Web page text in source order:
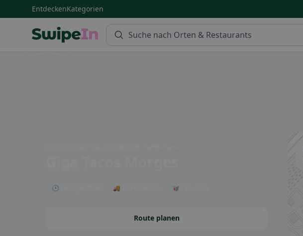
EntdeckenKategorien
🕒 Jetzt geöffnet 🚚 Lieferservice 🥡 Takeaway
Route planen